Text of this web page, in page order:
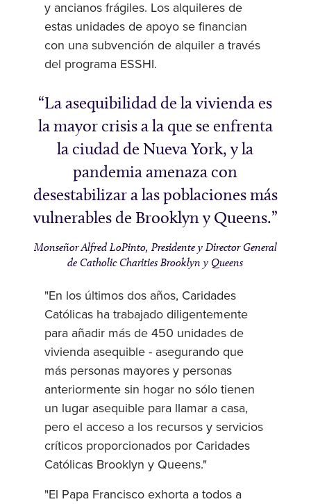
y ancianos frágiles. Los alquileres de
estas unidades de apoyo se financian
con una subvención de alquiler a través
del programa ESSHI.
La asequibilidad de la vivienda es
la mayor crisis a la que se enfrenta
la ciudad de Nueva York, y la
pandemia amenaza con
desestabilizar a las poblaciones más
vulnerables de Brooklyn y Queens.
Monseñor Alfred LoPinto, Presidente y Director General
de Catholic Charities Brooklyn y Queens
"En los últimos dos años, Caridades
Católicas ha trabajado diligentemente
para añadir más de 450 unidades de
vivienda asequible - asegurando que
más personas mayores y personas
anteriormente sin hogar no sólo tienen
un lugar asequible para llamar a casa,
pero el acceso a los recursos y servicios
críticos proporcionados por Caridades
Católicas Brooklyn y Queens."
"El Papa Francisco exhorta a todos a